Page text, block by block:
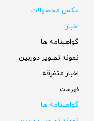
عکس محصولات
اخبار
گواهینامه ها
نمونه تصویر دوربین
اخبار متفرقه
فهرست
گواهینامه ها